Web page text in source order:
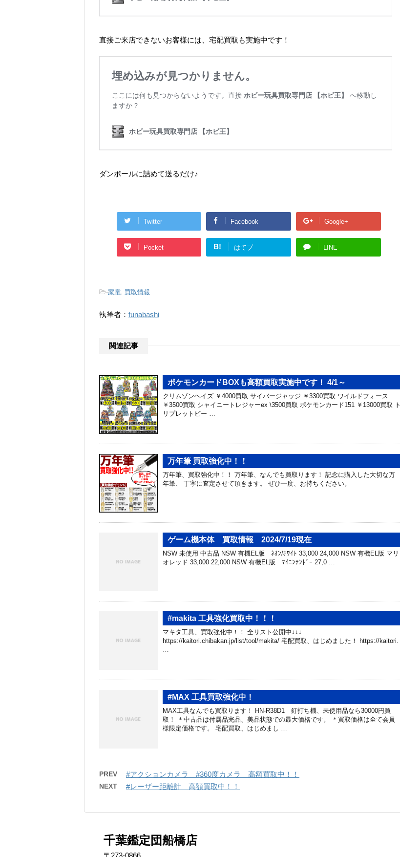
直接ご来店できないお客様には、宅配買取も実施中です！
ダンボールに詰めて送るだけ♪
Twitter Facebook Google+
Pocket B! はてブ LINE
-家電, 買取情報
執筆者： funabashi
関連記事
ポケモンカードBOXも高額買取実施中です！ 4/1～
クリムゾンヘイズ ￥4000買取 サイバージャッジ ￥3300買取 ワイルドフォース
￥3500買取 シャイニートレジャーex \3500買取 ポケモンカード151 ￥13000買取 ト
リプレットビー …
万年筆 買取強化中！！
万年筆、買取強化中！！ 万年筆、なんでも買取ります！ 記念に購入した大切な万
年筆、 丁寧に査定させて頂きます。 ぜひ一度、お持ちください。
ゲーム機本体 買取情報 2024/7/19現在
NSW 未使用 中古品 NSW 有機EL版 ﾈｵﾝ/ﾎﾜｲﾄ 33,000 24,000 NSW 有機EL版 マリ
オレッド 33,000 22,000 NSW 有機EL版 ﾏｲﾆﾝﾃﾝﾄﾞｰ 27,0 …
#makita 工具強化買取中！！！
マキタ工具、買取強化中！！ 全リスト公開中↓↓↓
https://kaitori.chibakan.jp/list/tool/makita/ 宅配買取、はじめました！ https://kaitori.
…
#MAX 工具買取強化中！
MAX工具なんでも買取ります！ HN-R38D1 釘打ち機、未使用品なら30000円買
取！ ＊中古品は付属品完品、美品状態での最大価格です。 ＊買取価格は全て会員
様限定価格です。 宅配買取、はじめまし …
PREV #アクションカメラ #360度カメラ 高額買取中！！
NEXT #レーザー距離計 高額買取中！！
千葉鑑定団船橋店
〒273-0866